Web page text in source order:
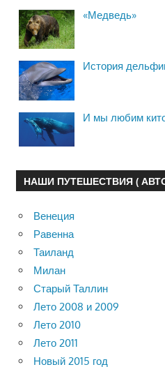
«Медведь»
История
И мы любим
НАШИ ПУТЕШЕСТВИЯ (
Венеция
Равенна
Таиланд
Милан
Старый Таллин
Лето 2008 и 2009
Лето 2010
Лето 2011
Новый 2015 год